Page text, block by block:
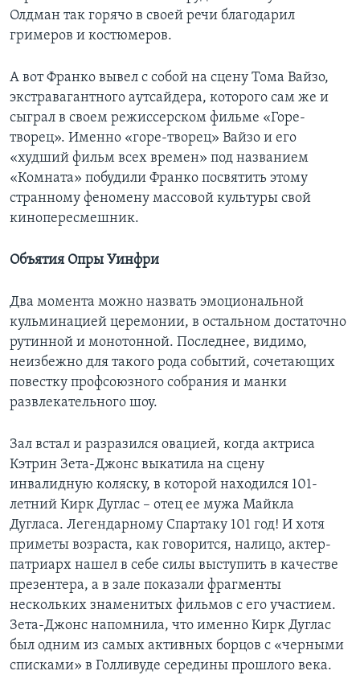
Олдман так горячо в своей речи благодарил
гримеров и костюмеров.
А вот Франко вывел с собой на сцену Тома Вайзо,
экстравагантного аутсайдера, которого сам же и
сыграл в своем режиссерском фильме «Горе-
творец». Именно «горе-творец» Вайзо и его
«худший фильм всех времен» под названием
«Комната» побудили Франко посвятить этому
странному феномену массовой культуры свой
кинопересмешник.
Объятия Опры Уинфри
Два момента можно назвать эмоциональной
кульминацией церемонии, в остальном достаточно
рутинной и монотонной. Последнее, видимо,
неизбежно для такого рода событий, сочетающих
повестку профсоюзного собрания и манки
развлекательного шоу.
Зал встал и разразился овацией, когда актриса
Кэтрин Зета-Джонс выкатила на сцену
инвалидную коляску, в которой находился 101-
летний Кирк Дуглас – отец ее мужа Майкла
Дугласа. Легендарному Спартаку 101 год! И хотя
приметы возраста, как говорится, налицо, актер-
патриарх нашел в себе силы выступить в качестве
презентера, а в зале показали фрагменты
нескольких знаменитых фильмов с его участием.
Зета-Джонс напомнила, что именно Кирк Дуглас
был одним из самых активных борцов с «черными
списками» в Голливуде середины прошлого века.